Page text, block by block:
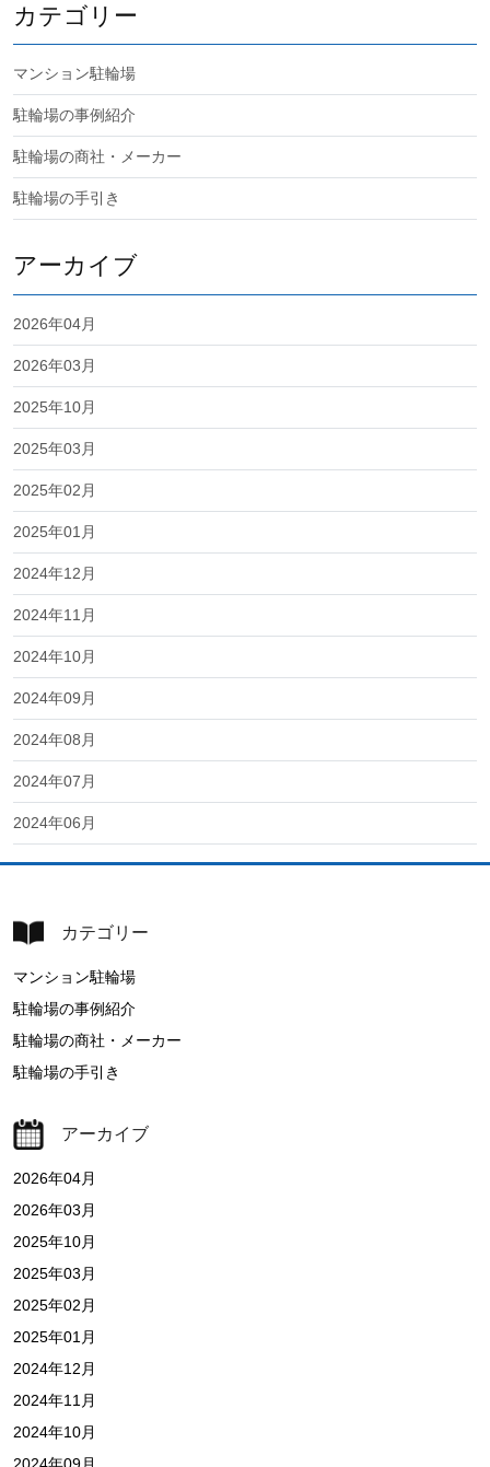
カテゴリー
マンション駐輪場
駐輪場の事例紹介
駐輪場の商社・メーカー
駐輪場の手引き
アーカイブ
2026年04月
2026年03月
2025年10月
2025年03月
2025年02月
2025年01月
2024年12月
2024年11月
2024年10月
2024年09月
2024年08月
2024年07月
2024年06月
カテゴリー
マンション駐輪場
駐輪場の事例紹介
駐輪場の商社・メーカー
駐輪場の手引き
アーカイブ
2026年04月
2026年03月
2025年10月
2025年03月
2025年02月
2025年01月
2024年12月
2024年11月
2024年10月